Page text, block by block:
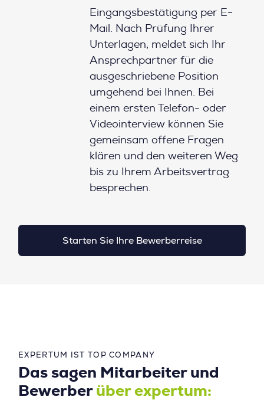
Eingangsbestätigung per E-
Mail. Nach Prüfung Ihrer
Unterlagen, meldet sich Ihr
Ansprechpartner für die
ausgeschriebene Position
umgehend bei Ihnen. Bei
einem ersten Telefon- oder
Videointerview können Sie
gemeinsam offene Fragen
klären und den weiteren Weg
bis zu Ihrem Arbeitsvertrag
besprechen.
Starten Sie Ihre Bewerberreise
EXPERTUM IST TOP COMPANY
Das sagen Mitarbeiter und
Bewerber über expertum: